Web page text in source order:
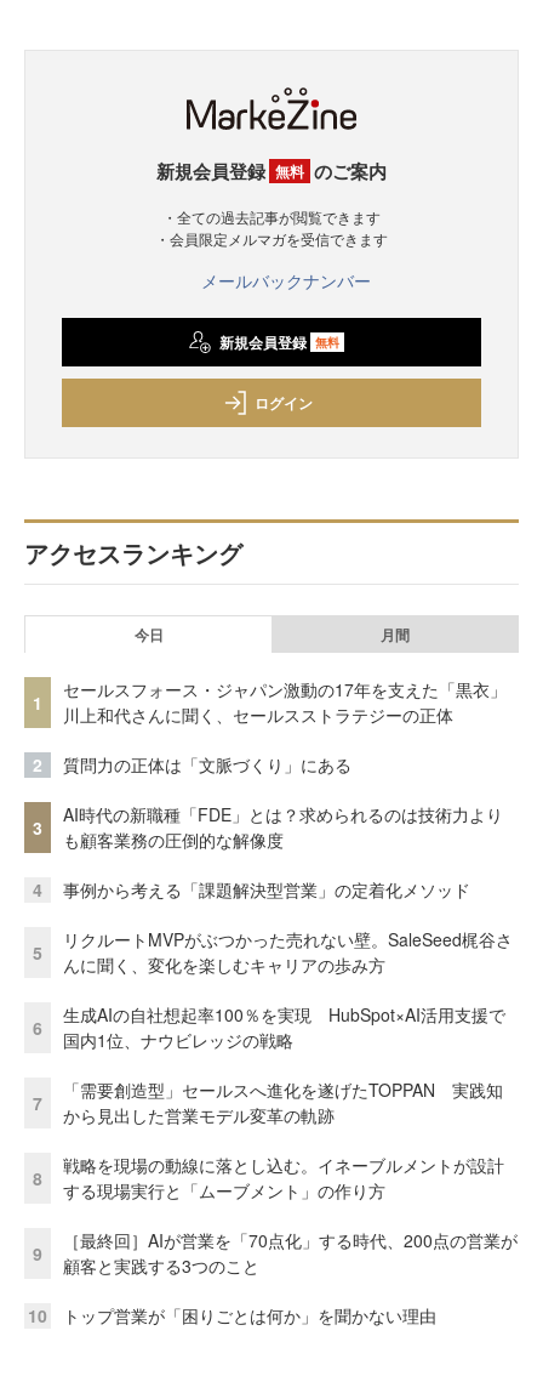
新規会員登録 無料 のご案内
・全ての過去記事が閲覧できます
・会員限定メルマガを受信できます
メールバックナンバー
新規会員登録 無料
ログイン
アクセスランキング
今日 月間
1
セールスフォース・ジャパン激動の17年を支えた「黒衣」
川上和代さんに聞く、セールスストラテジーの正体
2 質問力の正体は「文脈づくり」にある
3
AI時代の新職種「FDE」とは？求められるのは技術力より
も顧客業務の圧倒的な解像度
4 事例から考える「課題解決型営業」の定着化メソッド
5
リクルートMVPがぶつかった売れない壁。SaleSeed梶谷さ
んに聞く、変化を楽しむキャリアの歩み方
6
生成AIの自社想起率100％を実現 HubSpot×AI活用支援で
国内1位、ナウビレッジの戦略
7
「需要創造型」セールスへ進化を遂げたTOPPAN 実践知
から見出した営業モデル変革の軌跡
8
戦略を現場の動線に落とし込む。イネーブルメントが設計
する現場実行と「ムーブメント」の作り方
9
［最終回］AIが営業を「70点化」する時代、200点の営業が
顧客と実践する3つのこと
10 トップ営業が「困りごとは何か」を聞かない理由